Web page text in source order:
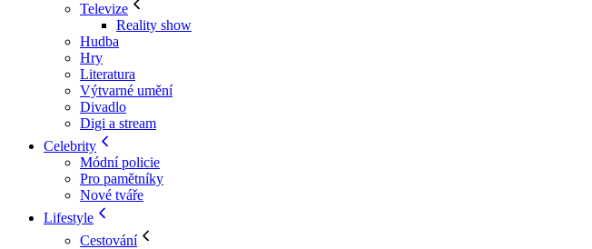
Televize
Reality show
Hudba
Hry
Literatura
Výtvarné umění
Divadlo
Digi a stream
Celebrity
Módní policie
Pro pamětníky
Nové tváře
Lifestyle
Cestování